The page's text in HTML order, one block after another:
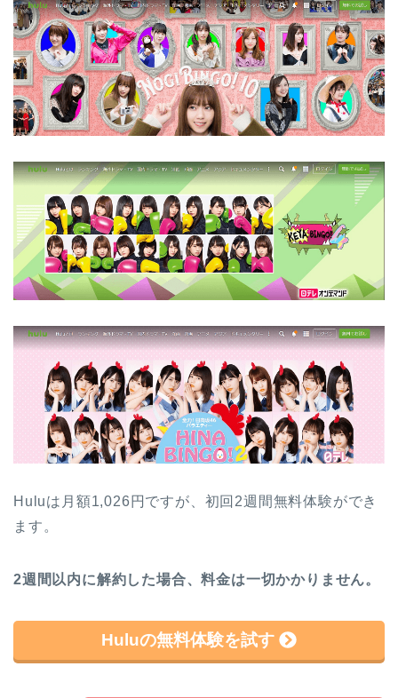
Huluは月額1,026円ですが、初回2週間無料体験ができ
ます。
2週間以内に解約した場合、料金は一切かかりません。
Huluの無料体験を試す